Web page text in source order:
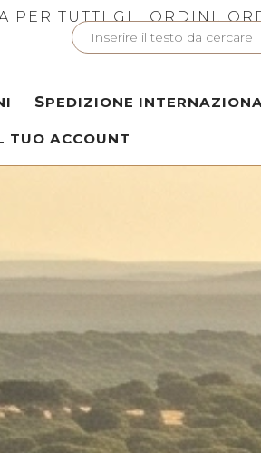
PER TUTTI GLI ORDINI.
SPEDIZIONE
TUO ACCOUNT